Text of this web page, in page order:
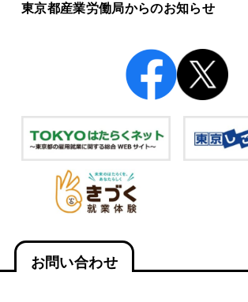
東京都産業労働局からのお知らせ
お問い合わせ